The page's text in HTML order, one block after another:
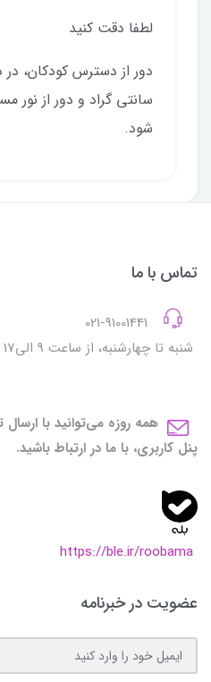
لطفا دقت کنید
سانتی گراد و دور از نور
شود.
تماس با ما
شنبه تا چهارشنبه، از ساعت 9 الی17
همه روزه می‌توانید با
پنل کاربری، با ما در ارتباط باشید.
https://ble.ir/roobama
عضویت در خبرنامه